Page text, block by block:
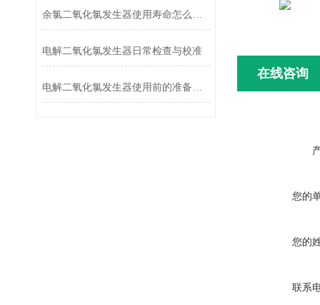
在线咨询
您的
您的
联系
余氯二氧化氯发生器使用寿命怎么提高？
电解二氧化氯发生器日常检查与校准
电解二氧化氯发生器使用前的准备工作